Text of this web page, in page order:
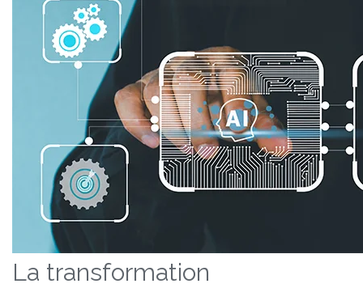
La transformation